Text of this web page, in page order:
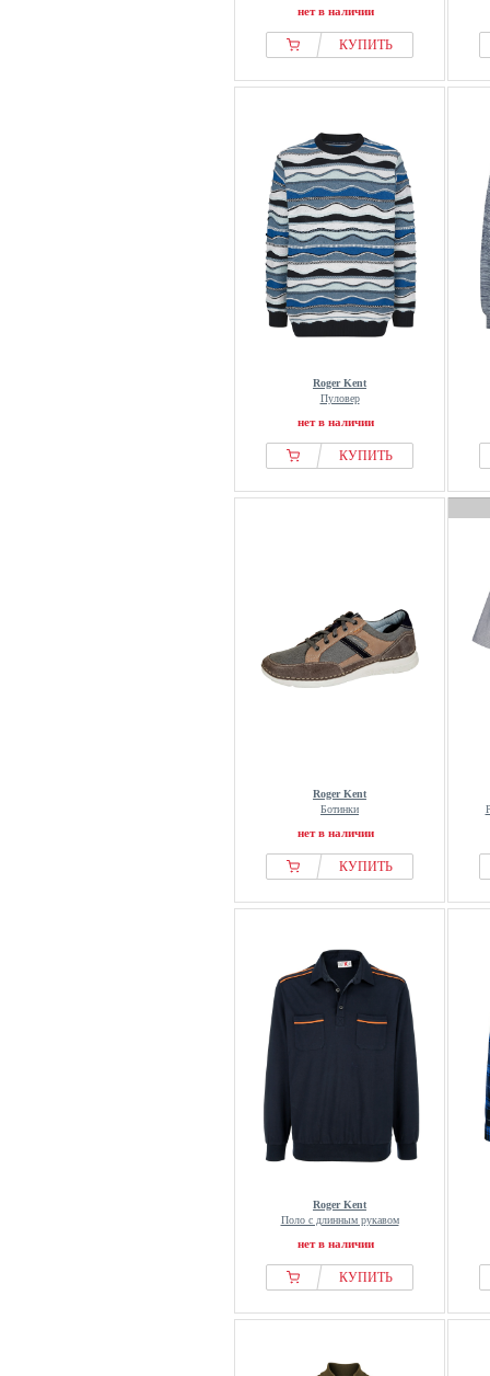
нет в наличии
КУПИТЬ
Roger Kent
Пуловер
нет в наличии
КУПИТЬ
Roger Kent
Ботинки
нет в наличии
КУПИТЬ
Roger Kent
Поло с длинным рукавом
нет в наличии
КУПИТЬ